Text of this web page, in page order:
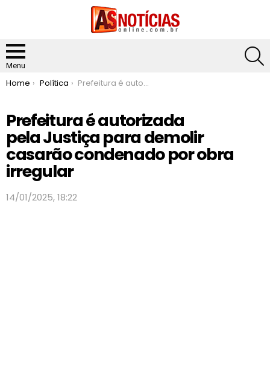
Menu
You are here:
Home Política Prefeitura é autorizada pela Justiça para demolir casarão condenado por obra irregular
Prefeitura é autorizada
pela Justiça para demolir
casarão condenado por obra
irregular
14/01/2025, 18:22